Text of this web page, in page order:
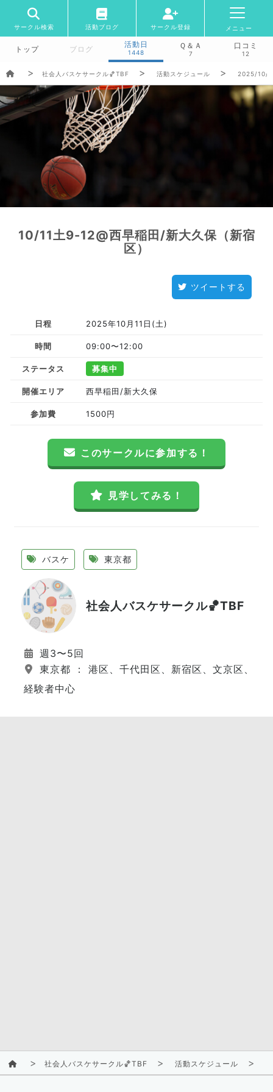
サークル検索 活動ブログ サークル登録 メニュー
トップ ブログ
活動日
1448
Ｑ＆Ａ
7
口コミ
12
社会人バスケサークル🏀TBF 活動スケジュール 2025/10/
10/11土9-12@西早稲田/新大久保（新宿
区）
ツイートする
日程 2025年10月11日(土)
時間 09:00〜12:00
ステータス 募集中
開催エリア 西早稲田/新大久保
参加費 1500円
このサークルに参加する！
見学してみる！
バスケ 東京都
社会人バスケサークル🏀TBF
週3〜5回
東京都 ： 港区、千代田区、新宿区、文京区、江
経験者中心
社会人バスケサークル🏀TBF 活動スケジュール